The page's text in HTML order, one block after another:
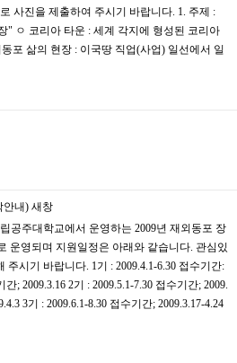
사진을 제출하여 주시기 바랍니다. 1. 주제 :
" ㅇ 코리아 타운 : 세계 각지에 형성된 코리아
포 삶의 현장 : 이국땅 직업(사업) 일선에서 일
안내) 새창
공주대학교에서 운영하는 2009년 재외동포 장
운영되며 지원일정은 아래와 같습니다. 관심있
시기 바랍니다. 1기 : 2009.4.1-6.30 접수기간:
; 2009.3.16 2기 : 2009.5.1-7.30 접수기간; 2009.
3기 : 2009.6.1-8.30 접수기간; 2009.3.17-4.24